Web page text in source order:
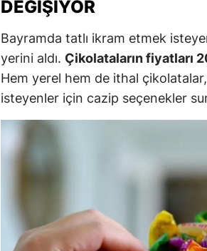
İzmir
DEĞIŞIYOR
Bayramda tatlı ikram etmek
yerini aldı. Çikolataların fiyatları
Hem yerel hem de ithal
isteyenler için cazip seçenekler